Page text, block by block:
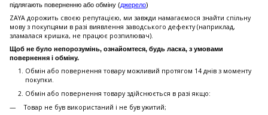
підлягають поверненню або обміну (джерело)
ZAYA дорожить своєю репутацією, ми завжди намагаємося знайти спільну
мову з покупцями в разі виявлення заводського дефекту (наприклад,
зламалася кришка, не працює розпилювач).
Щоб не було непорозумінь, ознайомтеся, будь ласка, з умовами
повернення і обміну.
Обмін або повернення товару можливий протягом 14 днів з моменту
покупки.
Обмiн або повернення товару здійснюється в разі якщо:
Товар не був використаний і не був ужитий;